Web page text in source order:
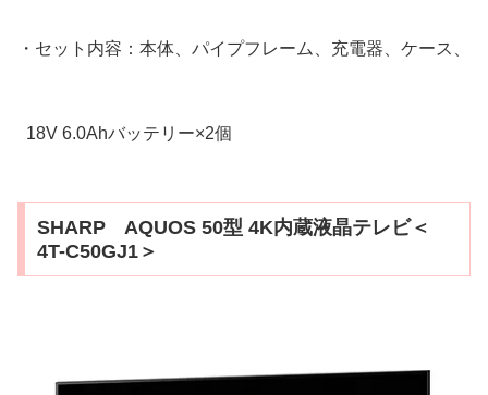
・セット内容：本体、パイプフレーム、充電器、ケース、
18V 6.0Ahバッテリー×2個
SHARP AQUOS 50型 4K内蔵液晶テレビ＜
4T-C50GJ1＞